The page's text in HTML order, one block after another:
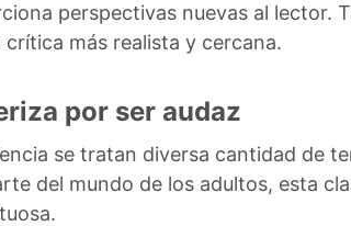
perspectivas nuevas al lector.
más realista y cercana.
por ser audaz
se tratan diversa cantidad de
del mundo de los adultos, esta